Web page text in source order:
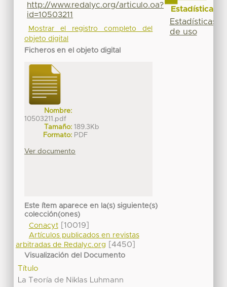
http://www.redalyc.org/articulo.oa?
id=10503211
Mostrar el registro completo del
objeto digital
Ficheros en el objeto digital
Nombre:
10503211.pdf
Tamaño: 189.3Kb
Formato: PDF
Ver documento
Este ítem aparece en la(s) siguiente(s)
colección(ones)
Conacyt[10019]
Artículos publicados en revistas
arbitradas de Redalyc.org
[4450]
Visualización del Documento
Título
La Teoría de Niklas Luhmann
Estadísticas
Estadísticas
de uso